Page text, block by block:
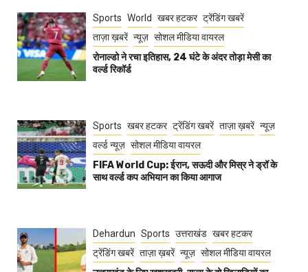
Sports World खबर हटकर ट्रेंडिंग खबरें
ताज़ा ख़बरें न्यूज़ सोशल मीडिया वायरल
रोनाल्डो ने रचा इतिहास, 24 घंटे के अंदर तोड़ा मेसी का
वर्ल्ड रिकॉर्ड
Sports खबर हटकर ट्रेंडिंग खबरें ताज़ा ख़बरें न्यूज़
वर्ल्ड न्यूज़ सोशल मीडिया वायरल
FIFA World Cup: ईरान, सऊदी और मिस्र ने ड्रॉ के
साथ वर्ल्ड कप अभियान का किया आगाज
Dehardun Sports उत्तराखंड खबर हटकर
ट्रेंडिंग खबरें ताज़ा ख़बरें न्यूज़ सोशल मीडिया वायरल